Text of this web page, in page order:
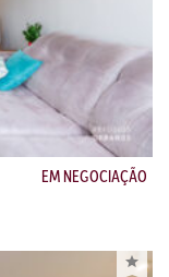
EM NEGOCIAÇÃO